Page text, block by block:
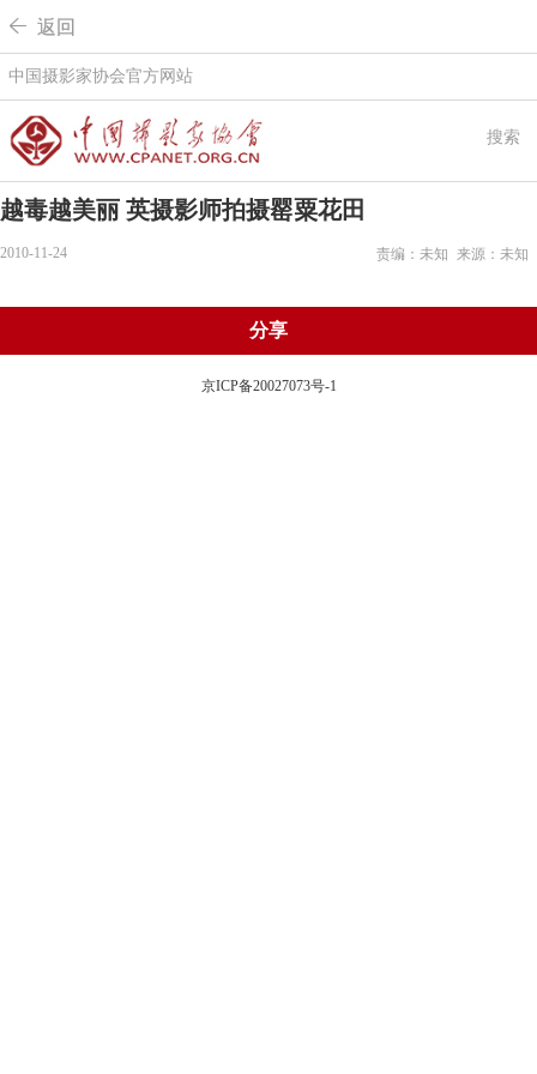
 返回
中国摄影家协会官方网站
搜索
越毒越美丽 英摄影师拍摄罂粟花田
2010-11-24 来源：未知
责编：未知
分享
京ICP备20027073号-1